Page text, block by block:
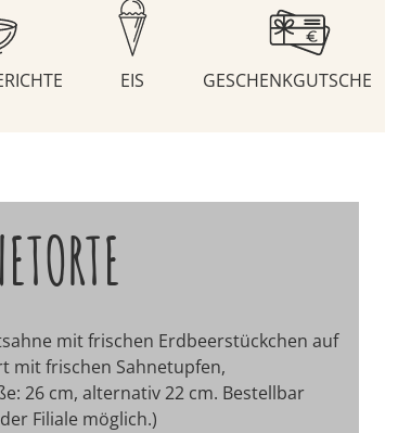
EIS GESCHENKGUTSCHEINE
mit frischen Erdbeerstückchen auf
mit frischen Sahnetupfen,
26 cm, alternativ 22 cm. Bestellbar
Filiale möglich.)